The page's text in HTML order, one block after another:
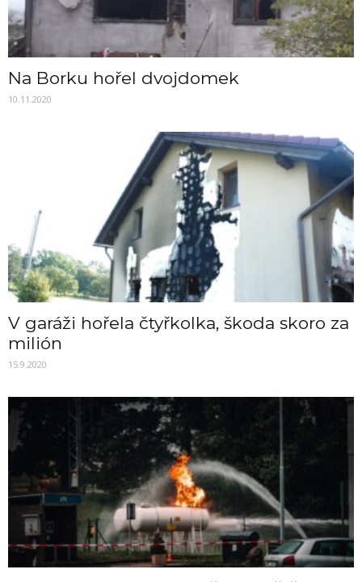
Na Borku hořel dvojdomek
10.11.2020
V garáži hořela čtyřkolka, škoda skoro za
milión
15.9.2020